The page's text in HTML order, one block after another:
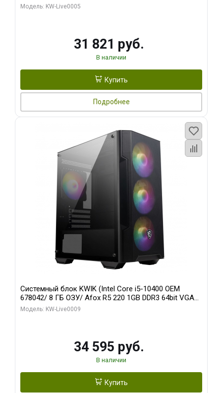
Модель: KW-Live0005
31 821 руб.
В наличии
Купить
Подробнее
Системный блок KWIK (Intel Core i5-10400 OEM
678042/ 8 ГБ ОЗУ/ Afox R5 220 1GB DDR3 64bit VGA
DVI HDMI 1FAN LP RTL / 128 ГБ SSD)
Модель: KW-Live0009
34 595 руб.
В наличии
Купить